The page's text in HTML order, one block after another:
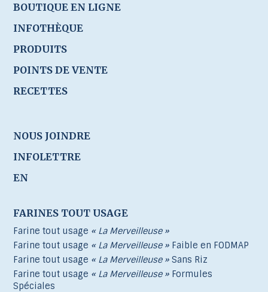
BOUTIQUE EN LIGNE
INFOTHÈQUE
PRODUITS
POINTS DE VENTE
RECETTES
NOUS JOINDRE
INFOLETTRE
EN
FARINES TOUT USAGE
Farine tout usage « La Merveilleuse »
Farine tout usage « La Merveilleuse » Faible en FODMAP
Farine tout usage « La Merveilleuse » Sans Riz
Farine tout usage « La Merveilleuse » Formules
Spéciales